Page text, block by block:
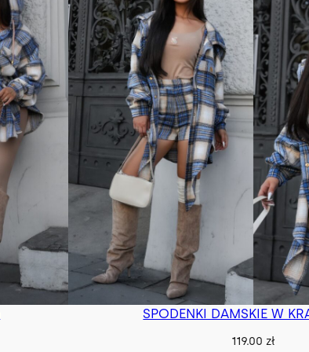
SPODENKI DAMSKIE W
119.00 zł